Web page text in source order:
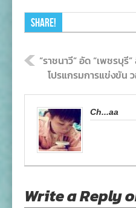
Share!
“ราชนาวี” อัด “เพชรบุ
โปรแกรมการแข่งขัน
Ch...aa
Write a Reply